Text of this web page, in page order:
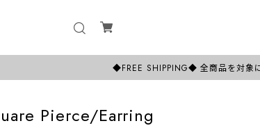
◆FREE SHIPPING◆ 全商品を対象に1点からでも
Pierce/Earring